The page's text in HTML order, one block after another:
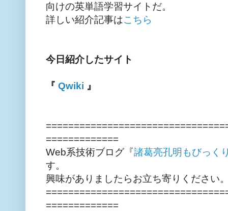
向けの英単語学習サイトだ。
詳しい紹介記事はこちら
今日紹介したサイト
『 Qwiki 』
=============
Web系技術ブログ『諸葛亮孔明もびっく
す。
興味がありましたらお立ち寄りください
=============